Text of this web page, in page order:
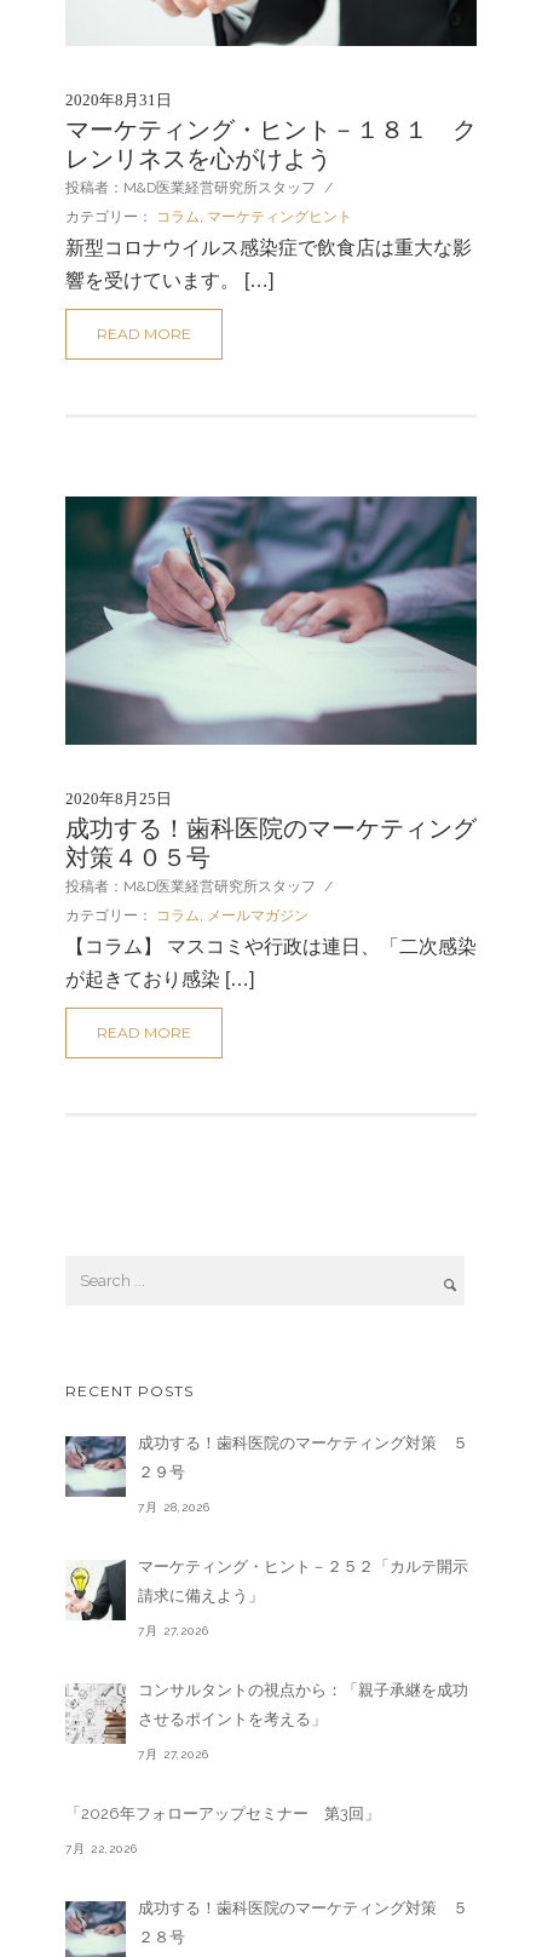
2020年8月31日
マーケティング・ヒント－１８１ ク
レンリネスを心がけよう
投稿者：M&D医業経営研究所スタッフ /
カテゴリー：
コラム, マーケティングヒント
新型コロナウイルス感染症で飲食店は重大な影
響を受けています。 […]
READ MORE
2020年8月25日
成功する！歯科医院のマーケティング
対策４０５号
投稿者：M&D医業経営研究所スタッフ /
カテゴリー：
コラム, メールマガジン
【コラム】 マスコミや行政は連日、「二次感染
が起きており感染 […]
READ MORE
RECENT POSTS
成功する！歯科医院のマーケティング対策 ５
２９号
7月 28,2026
マーケティング・ヒント－２５２「カルテ開示
請求に備えよう」
7月 27,2026
コンサルタントの視点から：「親子承継を成功
させるポイントを考える」
7月 27,2026
「2026年フォローアップセミナー 第3回」
7月 22,2026
成功する！歯科医院のマーケティング対策 ５
２８号